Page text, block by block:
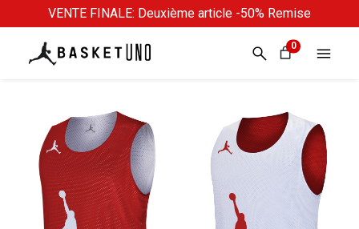
VENTE FINALE: Deuxième article -50% Remise
0